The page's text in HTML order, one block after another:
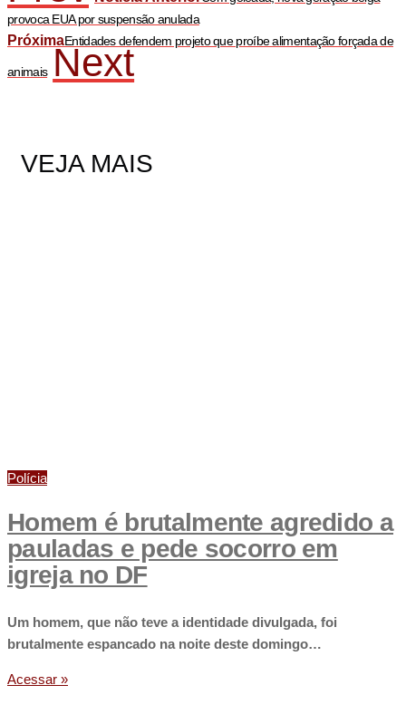
provoca EUA por suspensão anulada
PróximaEntidades defendem projeto que proíbe alimentação forçada de
animais Next
VEJA MAIS
Polícia
Homem é brutalmente agredido a
pauladas e pede socorro em
igreja no DF
Um homem, que não teve a identidade divulgada, foi
brutalmente espancado na noite deste domingo…
Acessar »